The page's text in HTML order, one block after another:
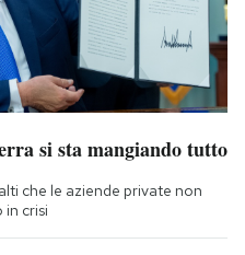
si sta mangiando tutto
che le aziende private non
crisi